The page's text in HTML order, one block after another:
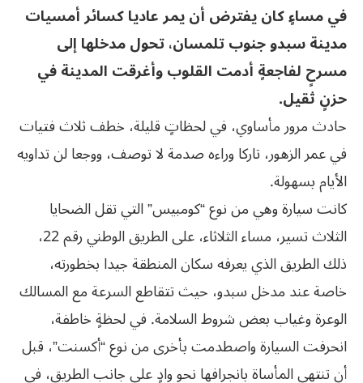
في مساءٍ كان يفترض أن يمر عاديا كسائر أمسيات
مدينة سبدو جنوب تلمسان، تحول مدخلها إلى
مسرحٍ لفاجعةٍ أدمت القلوب وأغرقت المدينة في
حزنٍ ثقيل.
حادث مرور مأساوي، في لحظاتٍ قليلة، خطف ثلاث فتيات
في عمر الزهور، تاركا وراءه صدمة لا توصف، ووجعا لن تداويه
الأيام بسهولة.
كانت سيارة وهي من نوع “كومبيس” التي تقل الضحايا
الثلاث تسير، مساء الثلاثاء، على الطريق الوطني رقم 22،
ذلك الطريق الذي يعرفه سكان المنطقة جيدا بخطورته،
خاصة عند مدخل سبدو، حيث تتقاطع السرعة مع المسالك
الوعرة وغياب بعض شروط السلامة. في لحظةٍ خاطفة،
انحرفت السيارة واصطدمت بأخرى من نوع “أكسنت”، قبل
أن تنتهي المأساة بانجرافها نحو وادٍ على جانب الطريق، في